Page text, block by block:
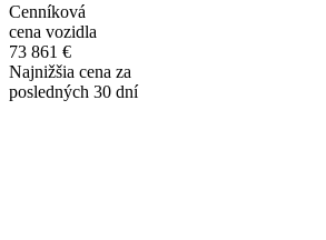
Cenníková
cena vozidla
73 861 €
Najnižšia cena za
posledných 30 dní